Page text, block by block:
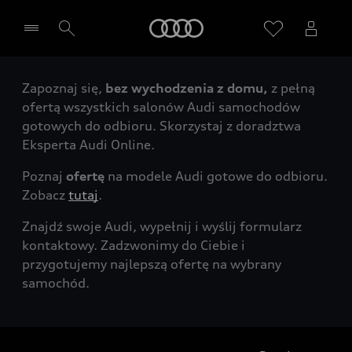
Wybierz Twojego Partnera Audi
Zapoznaj się, bez wychodzenia z domu, z pełną
ofertą wszystkich salonów Audi samochodów
gotowych do odbioru. Skorzystaj z doradztwa
Eksperta Audi Online.
Poznaj ofertę na modele Audi gotowe do odbioru.
Zobacz tutaj.
Znajdź swoje Audi, wypełnij i wyślij formularz
kontaktowy. Zadzwonimy do Ciebie i
przygotujemy najlepszą ofertę na wybrany
samochód.